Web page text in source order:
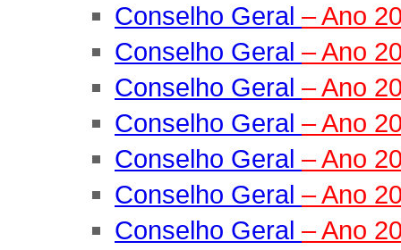
Conselho Geral – Ano
Conselho Geral – Ano
Conselho Geral – Ano
Conselho Geral – Ano
Conselho Geral – Ano
Conselho Geral – Ano
Conselho Geral – Ano